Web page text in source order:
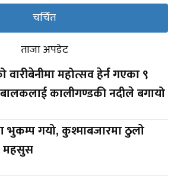
चर्चित
ताजा अपडेट
वारीबेनीमा महोत्सव हेर्न गएका ९
बालकलाई कालीगण्डकी नदीले बगायो
भुकम्प गयो, कुश्माबजारमा ठुलो
महसुस